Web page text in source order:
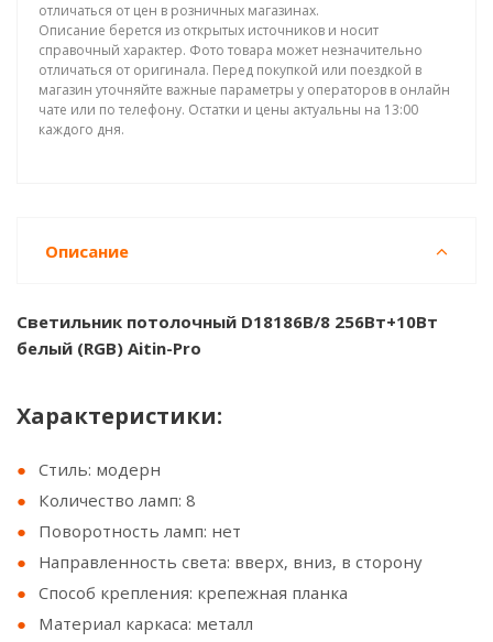
отличаться от цен в розничных магазинах.
Описание берется из открытых источников и носит
справочный характер. Фото товара может незначительно
отличаться от оригинала. Перед покупкой или поездкой в
магазин уточняйте важные параметры у операторов в онлайн
чате или по телефону. Остатки и цены актуальны на 13:00
каждого дня.
Описание
Светильник потолочный D18186B/8 256Вт+10Вт
белый (RGB) Aitin-Pro
Характеристики:
Стиль: модерн
Количество ламп: 8
Поворотность ламп: нет
Направленность света: вверх, вниз, в сторону
Способ крепления: крепежная планка
Материал каркаса: металл